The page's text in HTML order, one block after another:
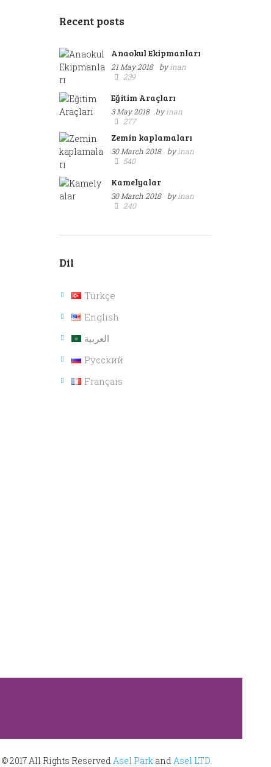
Recent posts
Anaokul Ekipmanları
21 May 2018 byinan
239
Eğitim Araçları
3 May 2018 byinan
277
Zemin kaplamaları
30 March 2018 byinan
540
Kamelyalar
30 March 2018 byinan
240
Dil
Türkçe
English
العربية
Русский
Français
© 2017 All Rights Reserved Asel Park and Asel LTD.